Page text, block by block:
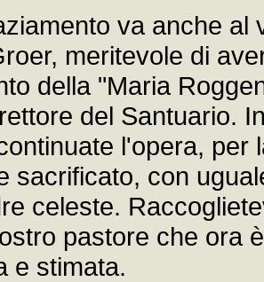
va anche
meritevole di
della "Maria
del Santuario.
l'opera, per
sacrificato, con
celeste.
pastore che ora
e stimata.